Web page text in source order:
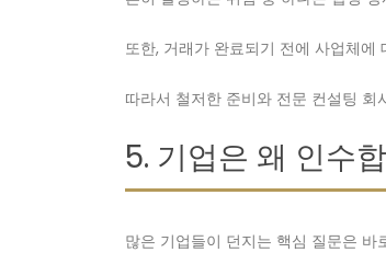
또한, 거래가 완료되기 전에 사업체
따라서 철저한 준비와 전문 컨설팅
5. 기업은 왜 인수
많은 기업들이 던지는 핵심 질문은